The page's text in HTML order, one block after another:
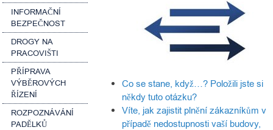
INFORMAČNÍ
BEZPEČNOST
DROGY NA
PRACOVIŠTI
PŘÍPRAVA
VÝBĚROVÝCH
ŘÍZENÍ
ROZPOZNÁVÁNÍ
PADĚLKŮ
Co se stane, když…? Položili jste si
někdy tuto otázku?
Víte, jak zajistit plnění zákazníkům v
případě nedostupnosti vaší budovy,